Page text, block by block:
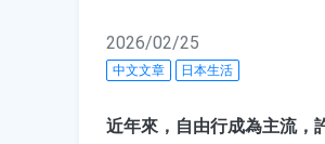
2026/02/25
中文文章 日本生活
近年來，自由行成為主流，